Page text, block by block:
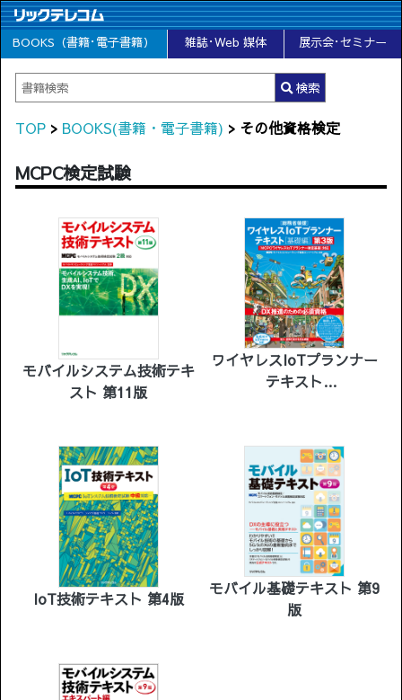
BOOKS（書籍･電子書籍） 雑誌･Web 媒体 展示会･セミナー
検索
TOP > BOOKS(書籍・電子書籍) > その他資格検定
MCPC検定試験
モバイルシステム技術テキ
スト 第11版
ワイヤレスIoTプランナー
テキスト
IoT技術テキスト 第4版
モバイル基礎テキスト 第9
版